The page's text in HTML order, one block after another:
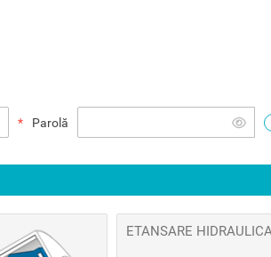
Parolă
ETANSARE